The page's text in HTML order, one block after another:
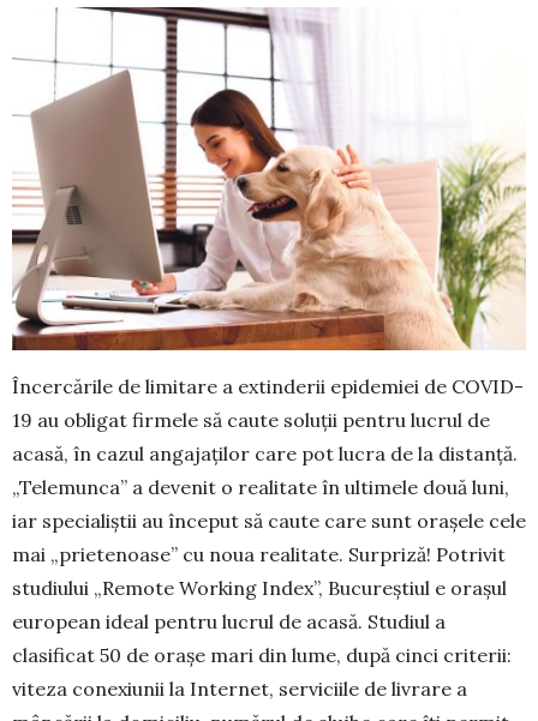
Încercările de limitare a extinderii epidemiei de COVID-
19 au obligat firmele să caute soluții pentru lucrul de
acasă, în cazul angajaților care pot lucra de la distanță.
„Telemunca” a devenit o realitate în ulti­mele două luni,
iar specialiștii au început să caute care sunt orașele cele
mai „prietenoase” cu noua realitate. Surpriză! Potrivit
studiului „Remote Working Index”, Bucureștiul e orașul
european ideal pentru lucrul de acasă. Studiul a
clasificat 50 de orașe mari din lume, după cinci criterii:
viteza co­nexiunii la Internet, serviciile de livrare a